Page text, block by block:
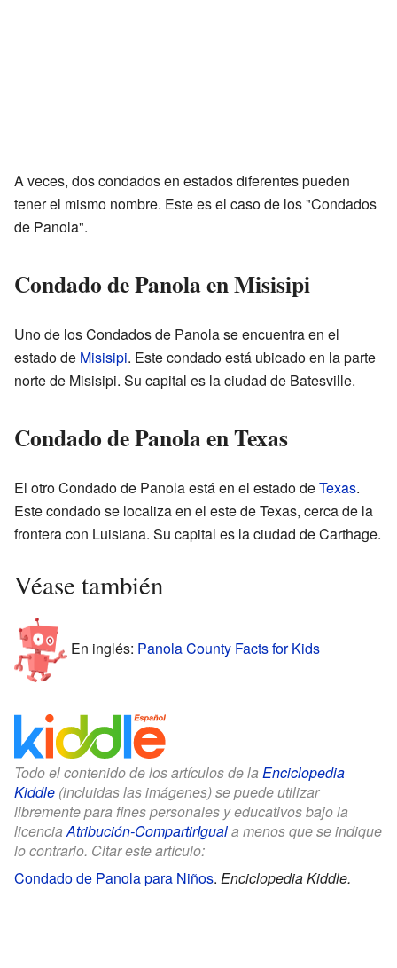
A veces, dos condados en estados diferentes pueden
tener el mismo nombre. Este es el caso de los "Condados
de Panola".
Condado de Panola en Misisipi
Uno de los Condados de Panola se encuentra en el
estado de Misisipi. Este condado está ubicado en la parte
norte de Misisipi. Su capital es la ciudad de Batesville.
Condado de Panola en Texas
El otro Condado de Panola está en el estado deTexas.
Este condado se localiza en el este de Texas, cerca de la
frontera con Luisiana. Su capital es la ciudad de Carthage.
Véase también
En inglés: Panola County Facts for Kids
Todo el contenido de los artículos de la Enciclopedia
Kiddle (incluidas las imágenes) se puede utilizar
libremente para fines personales y educativos bajo la
licencia Atribución-CompartirIguala menos que se indique
lo contrario. Citar este artículo:
Condado de Panola para Niños. Enciclopedia Kiddle.